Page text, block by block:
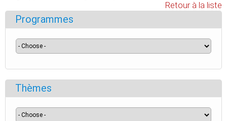
Retour à la liste
Programmes
Thèmes